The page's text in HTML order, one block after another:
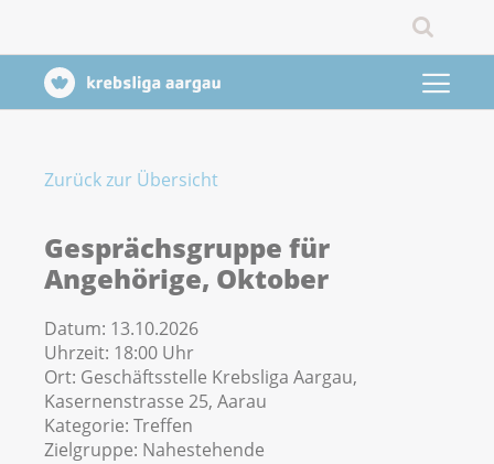
Zurück zur Übersicht
Gesprächsgruppe für
Angehörige, Oktober
Datum: 13.10.2026
Uhrzeit: 18:00 Uhr
Ort: Geschäftsstelle Krebsliga Aargau,
Kasernenstrasse 25, Aarau
Kategorie: Treffen
Zielgruppe: Nahestehende